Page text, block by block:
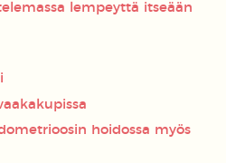
lempeyttä itseään
hoidossa myös